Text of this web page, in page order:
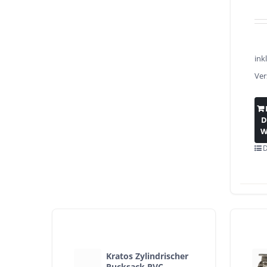
Kratos Zylindrischer